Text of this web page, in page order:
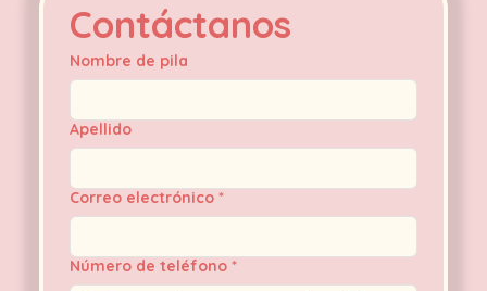
Contáctanos
Nombre de pila
Apellido
Correo electrónico *
Número de teléfono *